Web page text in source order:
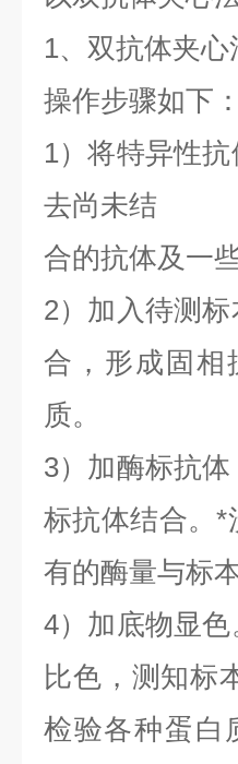
1、双抗体夹
操作步骤如下：
1）将特异性
去尚未结
合的抗体及一
2）加入待测
合，形成固相
质。
3）加酶标抗
标抗体结合。*
有的酶量与标
4）加底物显
比色，测知标
检验各种蛋